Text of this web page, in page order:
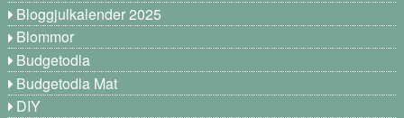
Bloggjulkalender 2025
Blommor
Budgetodla
Budgetodla Mat
DIY